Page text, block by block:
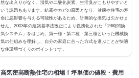
然な出入りがなく、湿気や二酸化炭素、生活臭がこもりやすいと
いう課題もあります。結露やカビの原因となり、健康や住宅の寿
命に悪影響を与える可能性があるため、計画的な換気は欠かせま
せん。2003年の建築基準法改正により義務化された「24時間換
気システム」をはじめ、第一種・第二種・第三種といった機械換
気の仕組みを理解し、自分の家庭に合った方式を選ぶことが快適
な住環境づくりのポイントです。
高気密高断熱住宅の相場！坪単価の値段・費用